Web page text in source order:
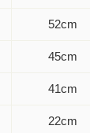
52cm
45cm
41cm
22cm